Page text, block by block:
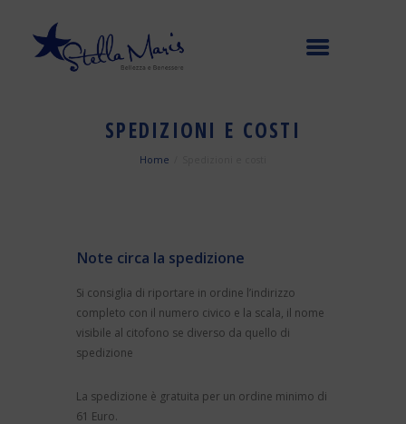
SPEDIZIONI E COSTI
Home
Note circa la spedizione
Si consiglia di riportare in ordine l’indirizzo
completo con il numero civico e la scala, il nome
visibile al citofono se diverso da quello di
spedizione
La spedizione è gratuita per un ordine minimo di
61 Euro.